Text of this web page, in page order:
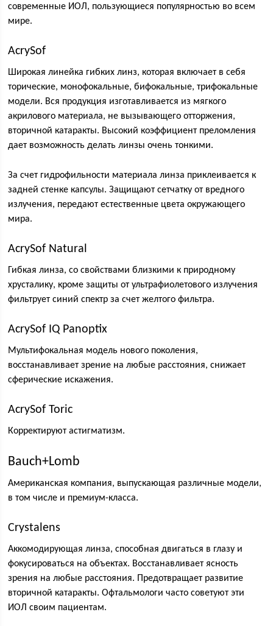
современные ИОЛ, пользующиеся популярностью во всем
мире.
AcrySof
Широкая линейка гибких линз, которая включает в себя
торические, монофокальные, бифокальные, трифокальные
модели. Вся продукция изготавливается из мягкого
акрилового материала, не вызывающего отторжения,
вторичной катаракты. Высокий коэффициент преломления
дает возможность делать линзы очень тонкими.
За счет гидрофильности материала линза приклеивается к
задней стенке капсулы. Защищают сетчатку от вредного
излучения, передают естественные цвета окружающего
мира.
AcrySof Natural
Гибкая линза, со свойствами близкими к природному
хрусталику, кроме защиты от ультрафиолетового излучения
фильтрует синий спектр за счет желтого фильтра.
AcrySof IQ Panoptix
Мультифокальная модель нового поколения,
восстанавливает зрение на любые расстояния, снижает
сферические искажения.
AcrySof Toric
Корректируют астигматизм.
Bauch+Lomb
Американская компания, выпускающая различные модели,
в том числе и премиум-класса.
Crystalens
Аккомодирующая линза, способная двигаться в глазу и
фокусироваться на объектах. Восстанавливает ясность
зрения на любые расстояния. Предотвращает развитие
вторичной катаракты. Офтальмологи часто советуют эти
ИОЛ своим пациентам.